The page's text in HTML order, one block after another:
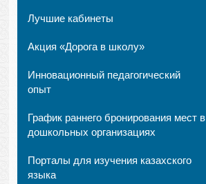
Лучшие кабинеты
Акция «Дорога в школу»
Инновационный педагогический
опыт
График раннего бронирования мест в
дошкольных организациях
Порталы для изучения казахского
языка